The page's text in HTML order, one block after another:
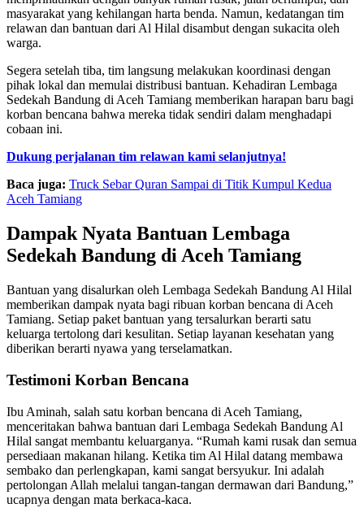
masyarakat yang kehilangan harta benda. Namun, kedatangan tim
relawan dan bantuan dari Al Hilal disambut dengan sukacita oleh
warga.
Segera setelah tiba, tim langsung melakukan koordinasi dengan
pihak lokal dan memulai distribusi bantuan. Kehadiran Lembaga
Sedekah Bandung di Aceh Tamiang memberikan harapan baru bagi
korban bencana bahwa mereka tidak sendiri dalam menghadapi
cobaan ini.
Dukung perjalanan tim relawan kami selanjutnya!
Baca juga: Truck Sebar Quran Sampai di Titik Kumpul Kedua
Aceh Tamiang
Dampak Nyata Bantuan Lembaga
Sedekah Bandung di Aceh Tamiang
Bantuan yang disalurkan oleh Lembaga Sedekah Bandung Al Hilal
memberikan dampak nyata bagi ribuan korban bencana di Aceh
Tamiang. Setiap paket bantuan yang tersalurkan berarti satu
keluarga tertolong dari kesulitan. Setiap layanan kesehatan yang
diberikan berarti nyawa yang terselamatkan.
Testimoni Korban Bencana
Ibu Aminah, salah satu korban bencana di Aceh Tamiang,
menceritakan bahwa bantuan dari Lembaga Sedekah Bandung Al
Hilal sangat membantu keluarganya. “Rumah kami rusak dan semua
persediaan makanan hilang. Ketika tim Al Hilal datang membawa
sembako dan perlengkapan, kami sangat bersyukur. Ini adalah
pertolongan Allah melalui tangan-tangan dermawan dari Bandung,”
ucapnya dengan mata berkaca-kaca.